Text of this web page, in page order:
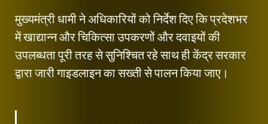
मुख्यमंत्री धामी ने अधिकारियों को निर्देश दिए कि प्रदेशभर
में खाद्यान्न और चिकित्सा उपकरणों और दवाइयों की
उपलब्धता पूरी तरह से सुनिश्चित रहे साथ ही केंद्र सरकार
द्वारा जारी गाइडलाइन का सख्ती से पालन किया जाए।